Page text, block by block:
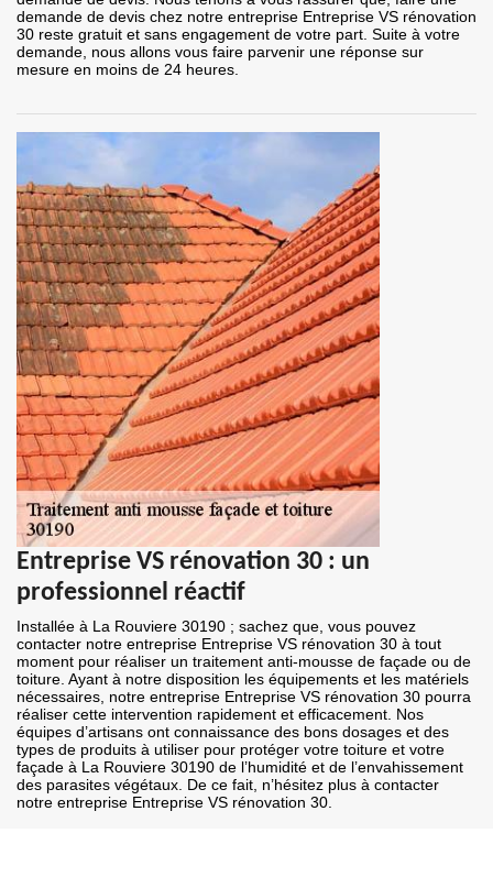
demande de devis chez notre entreprise Entreprise VS rénovation
30 reste gratuit et sans engagement de votre part. Suite à votre
demande, nous allons vous faire parvenir une réponse sur
mesure en moins de 24 heures.
Entreprise VS rénovation 30 : un
professionnel réactif
Installée à La Rouviere 30190 ; sachez que, vous pouvez
contacter notre entreprise Entreprise VS rénovation 30 à tout
moment pour réaliser un traitement anti-mousse de façade ou de
toiture. Ayant à notre disposition les équipements et les matériels
nécessaires, notre entreprise Entreprise VS rénovation 30 pourra
réaliser cette intervention rapidement et efficacement. Nos
équipes d’artisans ont connaissance des bons dosages et des
types de produits à utiliser pour protéger votre toiture et votre
façade à La Rouviere 30190 de l’humidité et de l’envahissement
des parasites végétaux. De ce fait, n’hésitez plus à contacter
notre entreprise Entreprise VS rénovation 30.